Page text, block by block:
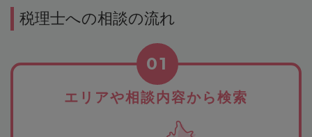
税理士への相談の流れ
エリアや相談内容から検索
01